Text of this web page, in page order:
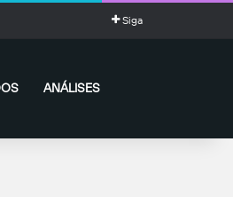
Siga
ANÁLISES